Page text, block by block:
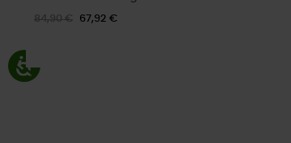
84,90 € 67,92 €